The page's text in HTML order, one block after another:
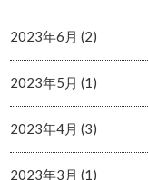
2023年6月 (2)
2023年5月 (1)
2023年4月 (3)
2023年3月 (1)